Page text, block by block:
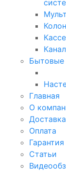
Бытовые
Главная
О
Доставка
Оплата
Статьи